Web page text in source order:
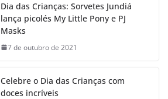
Dia das Crianças: Sorvetes Jundiá
lança picolés My Little Pony e PJ
Masks
7 de outubro de 2021
Celebre o Dia das Crianças com
doces incríveis